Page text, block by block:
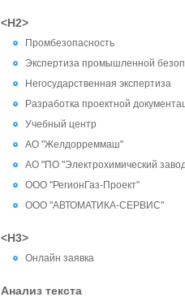
<H2>
Промбезопасность
Экспертиза промышленной
Негосударственная экспертиза
Разработка проектной
Учебный центр
АО "Желдорреммаш"
АО "ПО "Электрохимический
ООО "РегионГаз-Проект"
ООО "АВТОМАТИКА-СЕРВИС"
<H3>
Онлайн заявка
Анализ текста